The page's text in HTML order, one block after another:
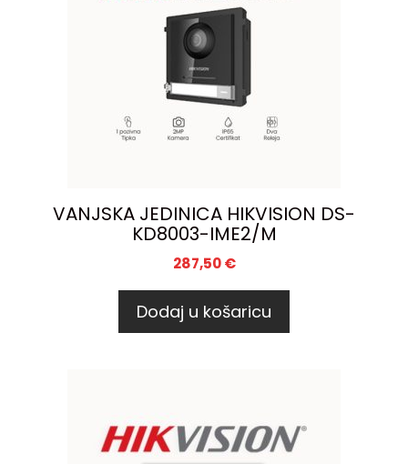
VANJSKA JEDINICA HIKVISION DS-
KD8003-IME2/M
287,50€
Dodaj u košaricu